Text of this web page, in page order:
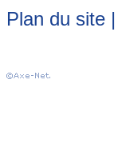
Plan du site |